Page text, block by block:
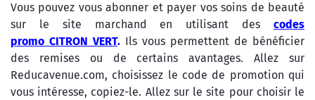
Vous pouvez vous abonner et payer vos soins de beauté
sur le site marchand en utilisant des codes
promo CITRON VERT. Ils vous permettent de bénéficier
des remises ou de certains avantages. Allez sur
Reducavenue.com, choisissez le code de promotion qui
vous intéresse, copiez-le. Allez sur le site pour choisir le